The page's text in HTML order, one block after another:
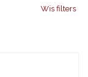
Wis filters